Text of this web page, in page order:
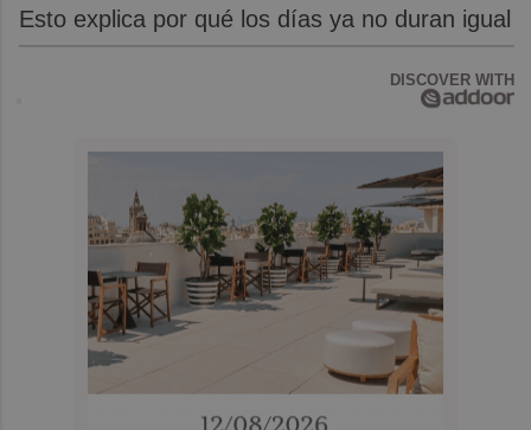
Esto explica por qué los días ya no duran igual
DISCOVER WITH